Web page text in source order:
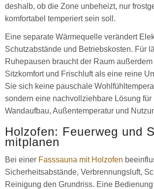
deshalb, ob die Zone unbeheizt, nur
komfortabel temperiert sein soll.
Eine separate Wärmequelle verändert
Schutzabstände und Betriebskosten. Für
Ruhepausen braucht der Raum
Sitzkomfort und Frischluft als eine reine
Sie sich keine pauschale
sondern eine nachvollziehbare Lösung für
Wandaufbau, Außentemperatur und
Holzofen: Feuerweg und
mitplanen
Bei einer Fasssauna mit Holzofen
Sicherheitsabstände, Verbrennungsluft,
Reinigung den Grundriss. Eine